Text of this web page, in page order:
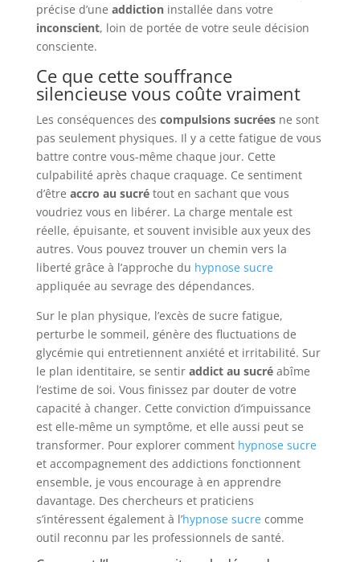
précise d’une addictioninstallée dans votre
inconscient, loin de portée de votre seule décision
consciente.
Ce que cette souffrance
silencieuse vous coûte vraiment
Les conséquences des compulsions sucréesne sont
pas seulement physiques. Il y a cette fatigue de vous
battre contre vous-même chaque jour. Cette
culpabilité après chaque craquage. Ce sentiment
d’être accro au sucrétout en sachant que vous
voudriez vous en libérer. La charge mentale est
réelle, épuisante, et souvent invisible aux yeux des
autres. Vous pouvez trouver un chemin vers la
liberté grâce à l’approche du hypnose sucre
appliquée au sevrage des dépendances.
Sur le plan physique, l’excès de sucre fatigue,
perturbe le sommeil, génère des fluctuations de
glycémie qui entretiennent anxiété et irritabilité. Sur
le plan identitaire, se sentir addict au sucréabîme
l’estime de soi. Vous finissez par douter de votre
capacité à changer. Cette conviction d’impuissance
est elle-même un symptôme, et elle aussi peut se
transformer. Pour explorer comment hypnose sucre
et accompagnement des addictions fonctionnent
ensemble, je vous encourage à en apprendre
davantage. Des chercheurs et praticiens
s’intéressent également à l’hypnose sucrecomme
outil reconnu par les professionnels de santé.